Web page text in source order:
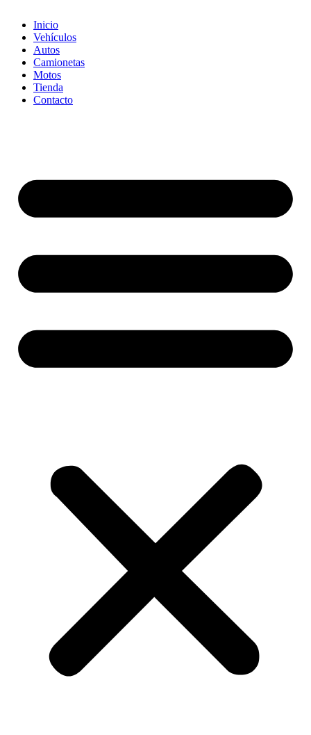
Inicio
Vehículos
Autos
Camionetas
Motos
Tienda
Contacto